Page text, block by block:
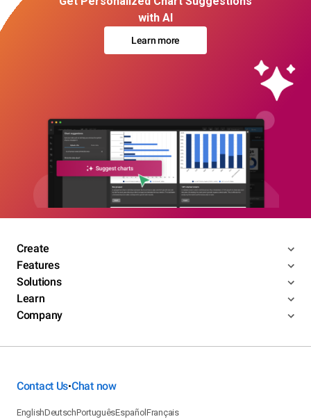
with AI
Learn more
Create
Features
Solutions
Learn
Company
Contact Us•Chat now
EnglishDeutschPortuguêsEspañolFrançais